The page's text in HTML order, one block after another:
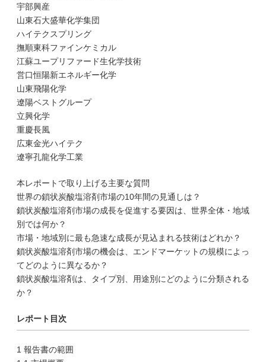
宇部興産
山東石大盛華化学集団
ハイテクスプリング
撫順東科ファインケミカル
江蘇ユープリファード生化学技術
営口恒陽新エネルギー化学
山東飛陽化学
遼陽ベストグループ
立興化学
重慶長風
広東金光ハイテク
遼寧孔龍化学工業
本レポートで取り上げる主要な質問
世界の鎖状炭酸塩溶剤市場の10年間の見通しは？
鎖状炭酸塩溶剤市場の成長を促進する要因は、世界全体・地域
別では何か？
市場・地域別に最も急速な成長が見込まれる技術はどれか？
鎖状炭酸塩溶剤市場の機会は、エンドマーケットの規模によっ
てどのように異なるか？
鎖状炭酸塩溶剤は、タイプ別、用途別にどのように分類される
か？
レポート目次
1 報告書の範囲